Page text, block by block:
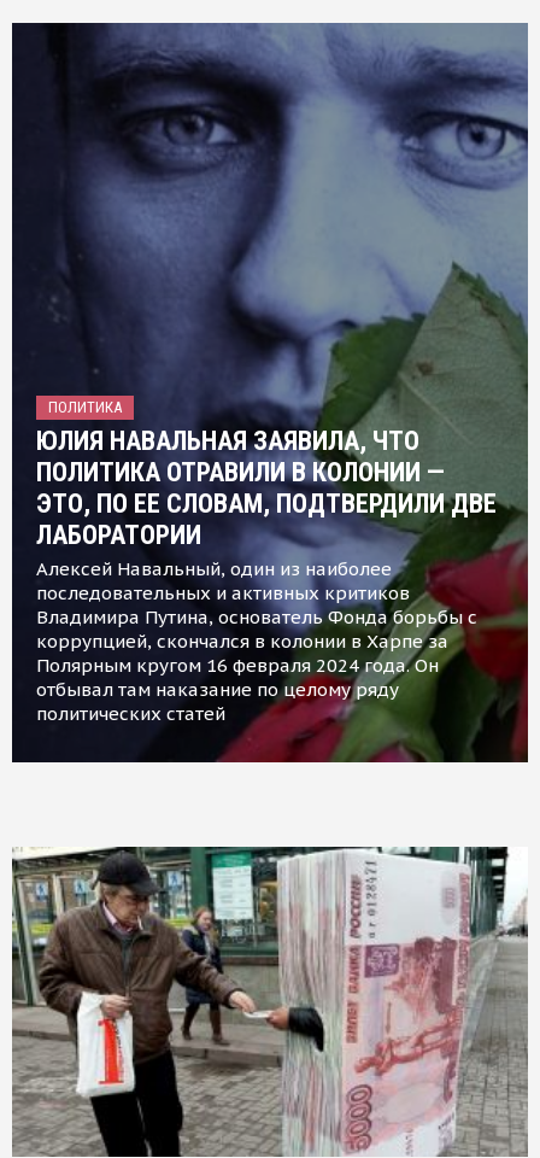
ПОЛИТИКА
ЮЛИЯ НАВАЛЬНАЯ ЗАЯВИЛА, ЧТО
ПОЛИТИКА ОТРАВИЛИ В КОЛОНИИ —
ЭТО, ПО ЕЕ СЛОВАМ, ПОДТВЕРДИЛИ ДВЕ
ЛАБОРАТОРИИ
Алексей Навальный, один из наиболее
последовательных и активных критиков
Владимира Путина, основатель Фонда борьбы с
коррупцией, скончался в колонии в Харпе за
Полярным кругом 16 февраля 2024 года. Он
отбывал там наказание по целому ряду
политических статей